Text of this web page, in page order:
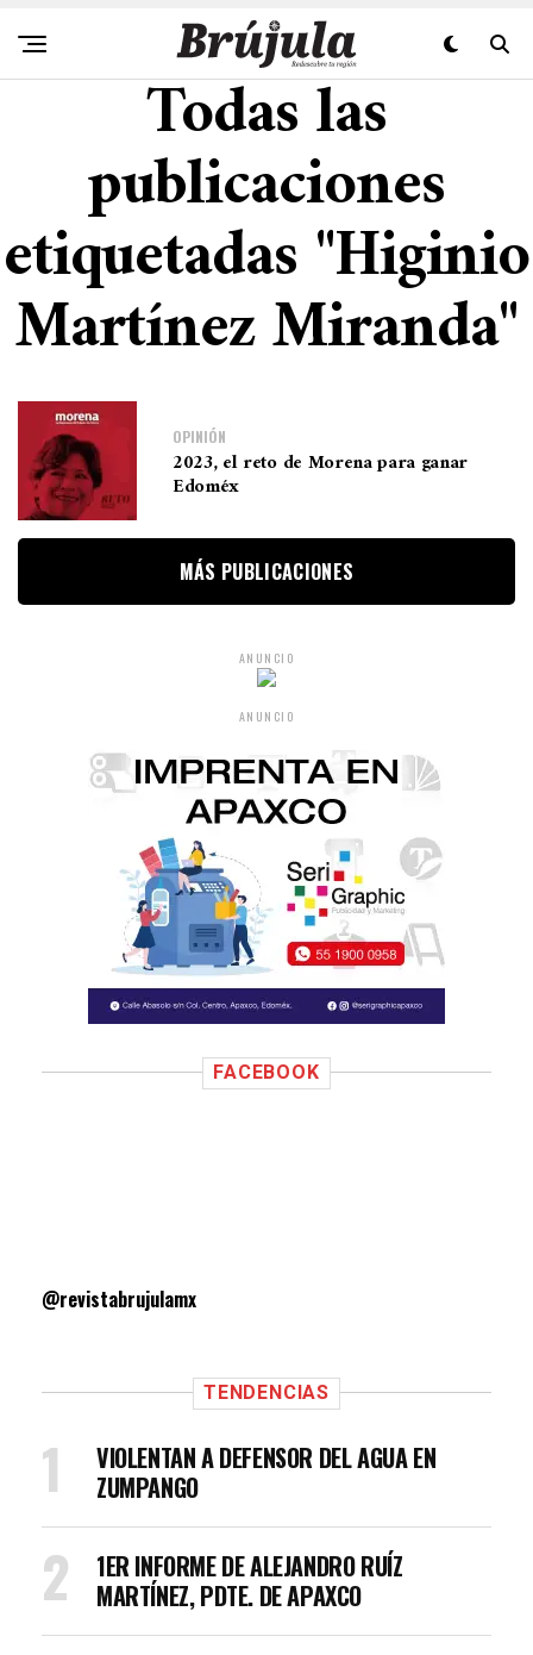
Todas las
publicaciones
etiquetadas "Higinio
Martínez Miranda"
OPINIÓN
2023, el reto de Morena para ganar
Edoméx
MÁS PUBLICACIONES
ANUNCIO
ANUNCIO
FACEBOOK
@revistabrujulamx
TENDENCIAS
VIOLENTAN A DEFENSOR DEL AGUA EN
ZUMPANGO
1ER INFORME DE ALEJANDRO RUÍZ
MARTÍNEZ, PDTE. DE APAXCO